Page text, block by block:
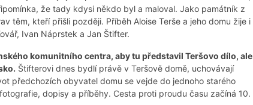
že tady kdysi někdo byl a maloval. Jako památník z
těm, kteří přišli později. Příběh Aloise Terše a jeho domu žije i
Ivan Náprstek a Jan Štifter.
komunitního centra, aby tu představil Teršovo dílo, ale
Štifterovi dnes bydlí právě v Teršově domě, uchovávají
předchozích obyvatel domu se vejde do jednoho starého
dopisy a příběhy. Cesta proti proudu času začíná 10.